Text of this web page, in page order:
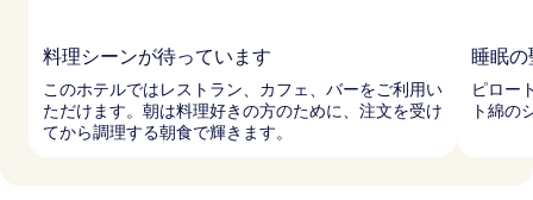
料理シーンが待っています
このホテルではレストラン、カフェ、バーをご利用い
ただけます。朝は料理好きの方のために、注文を受け
てから調理する朝食で輝きます。
睡眠の
ピロー
ト綿の